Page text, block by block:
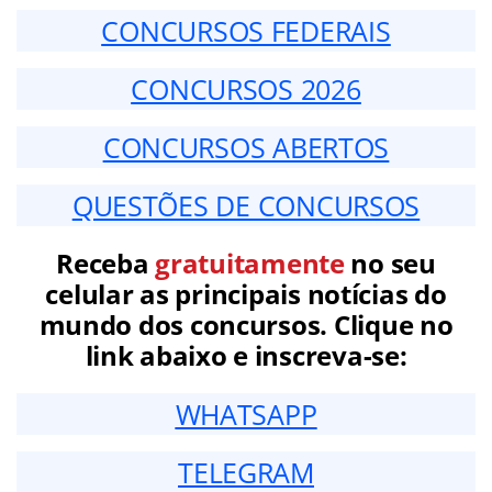
CONCURSOS FEDERAIS
CONCURSOS 2026
CONCURSOS ABERTOS
QUESTÕES DE CONCURSOS
Receba gratuitamenteno seu
celular as principais notícias do
mundo dos concursos. Clique no
link abaixo e inscreva-se:
WHATSAPP
TELEGRAM